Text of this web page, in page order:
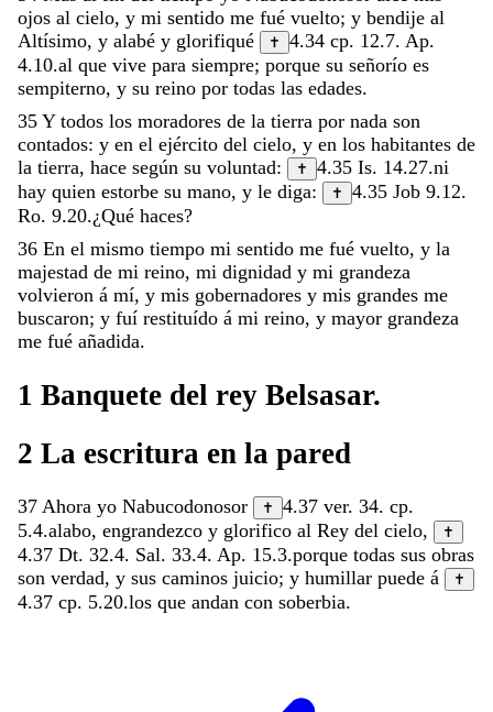
ojos al cielo, y mi sentido me fué vuelto; y bendije al
Altísimo, y alabé y glorifiqué ✝ 4.34 cp. 12.7. Ap.
4.10.al que vive para siempre; porque su señorío es
sempiterno, y su reino por todas las edades.
35 Y todos los moradores de la tierra por nada son
contados: y en el ejército del cielo, y en los habitantes de
la tierra, hace según su voluntad: ✝ 4.35 Is. 14.27.ni
hay quien estorbe su mano, y le diga: ✝ 4.35 Job 9.12.
Ro. 9.20.¿Qué haces?
36 En el mismo tiempo mi sentido me fué vuelto, y la
majestad de mi reino, mi dignidad y mi grandeza
volvieron á mí, y mis gobernadores y mis grandes me
buscaron; y fuí restituído á mi reino, y mayor grandeza
me fué añadida.
1 Banquete del rey Belsasar.
2 La escritura en la pared
37 Ahora yo Nabucodonosor ✝ 4.37 ver. 34. cp.
5.4.alabo, engrandezco y glorifico al Rey del cielo, ✝
4.37 Dt. 32.4. Sal. 33.4. Ap. 15.3.porque todas sus obras
son verdad, y sus caminos juicio; y humillar puede á ✝
4.37 cp. 5.20.los que andan con soberbia.